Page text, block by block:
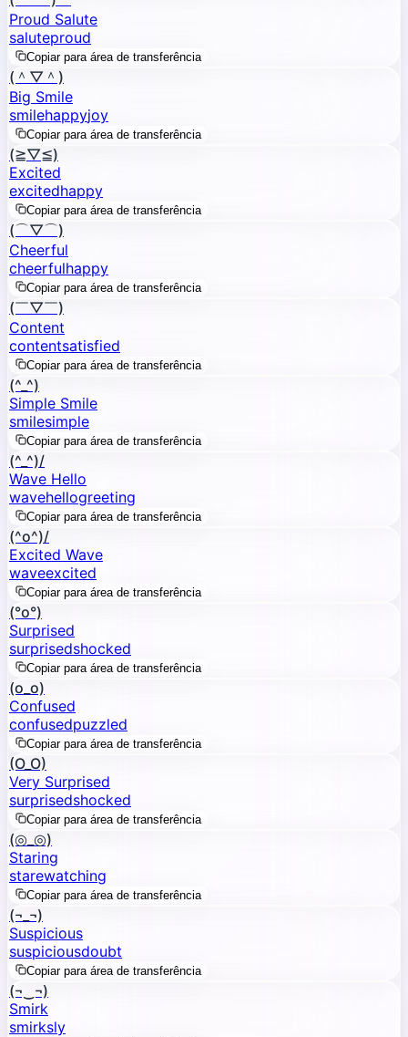
Proud Salute
saluteproud
Copiar para área de transferência
(＾▽＾)
Big Smile
smilehappyjoy
Copiar para área de transferência
(≧▽≦)
Excited
excitedhappy
Copiar para área de transferência
(⌒▽⌒)
Cheerful
cheerfulhappy
Copiar para área de transferência
(￣▽￣)
Content
contentsatisfied
Copiar para área de transferência
(^_^)
Simple Smile
smilesimple
Copiar para área de transferência
(^_^)/
Wave Hello
wavehellogreeting
Copiar para área de transferência
(^o^)/
Excited Wave
waveexcited
Copiar para área de transferência
(°o°)
Surprised
surprisedshocked
Copiar para área de transferência
(o_o)
Confused
confusedpuzzled
Copiar para área de transferência
(O_O)
Very Surprised
surprisedshocked
Copiar para área de transferência
(◎_◎)
Staring
starewatching
Copiar para área de transferência
(¬_¬)
Suspicious
suspiciousdoubt
Copiar para área de transferência
(¬‿¬)
Smirk
smirksly